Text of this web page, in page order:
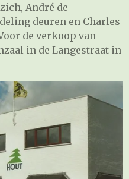
André de
deuren en Charles
de verkoop van
in de Langestraat in